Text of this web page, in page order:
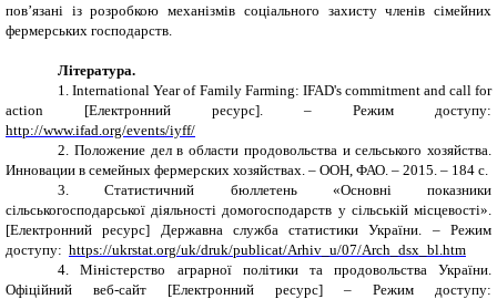
пов’язані із розробкою механізмів соціального захисту членів сімейних
фермерських господарств.
Література.
1.
International Year of Family Farming: IFAD's commitment and call for
action [Електронний ресурс]. – Режим доступу:
http://www.ifad.org/events/iyff/
2. Положение дел в области продовольства и сельського хозяйства.
Инновации в семейных фермерских хозяйствах. – ООН, ФАО. – 2015. – 184 с.
3.
Статистичний бюллетень «Основні показники
сільськогосподарської діяльності домогосподарств у сільській місцевості».
[Електронний ресурс] Державна служба статистики України. – Режим
доступу: https://ukrstat org/uk/druk/publicat/Arhiv u/07/Arch dsx bl htm
4.
Міністерство аграрної політики та продовольства України.
Офіційний веб-сайт [Електронний ресурс] – Режим доступу: